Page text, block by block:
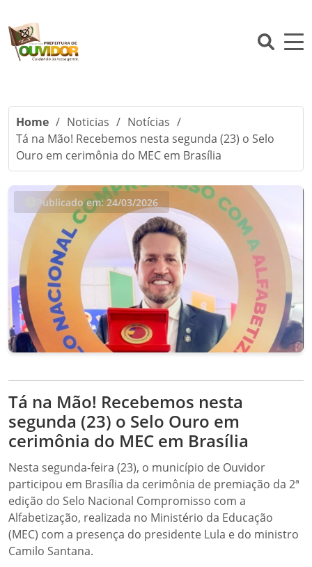
Home / Noticias / Notícias /
Tá na Mão! Recebemos nesta segunda (23) o Selo
Ouro em cerimônia do MEC em Brasília
Publicado em: 24/03/2026
Tá na Mão! Recebemos nesta
segunda (23) o Selo Ouro em
cerimônia do MEC em Brasília
Nesta segunda-feira (23), o município de Ouvidor
participou em Brasília da cerimônia de premiação da 2ª
edição do Selo Nacional Compromisso com a
Alfabetização, realizada no Ministério da Educação
(MEC) com a presença do presidente Lula e do ministro
Camilo Santana.